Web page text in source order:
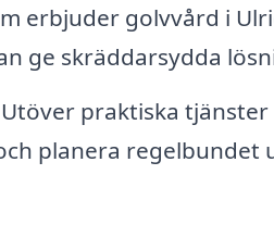
erbjuder golvvård i
ge skräddarsydda
praktiska
planera regelbundet